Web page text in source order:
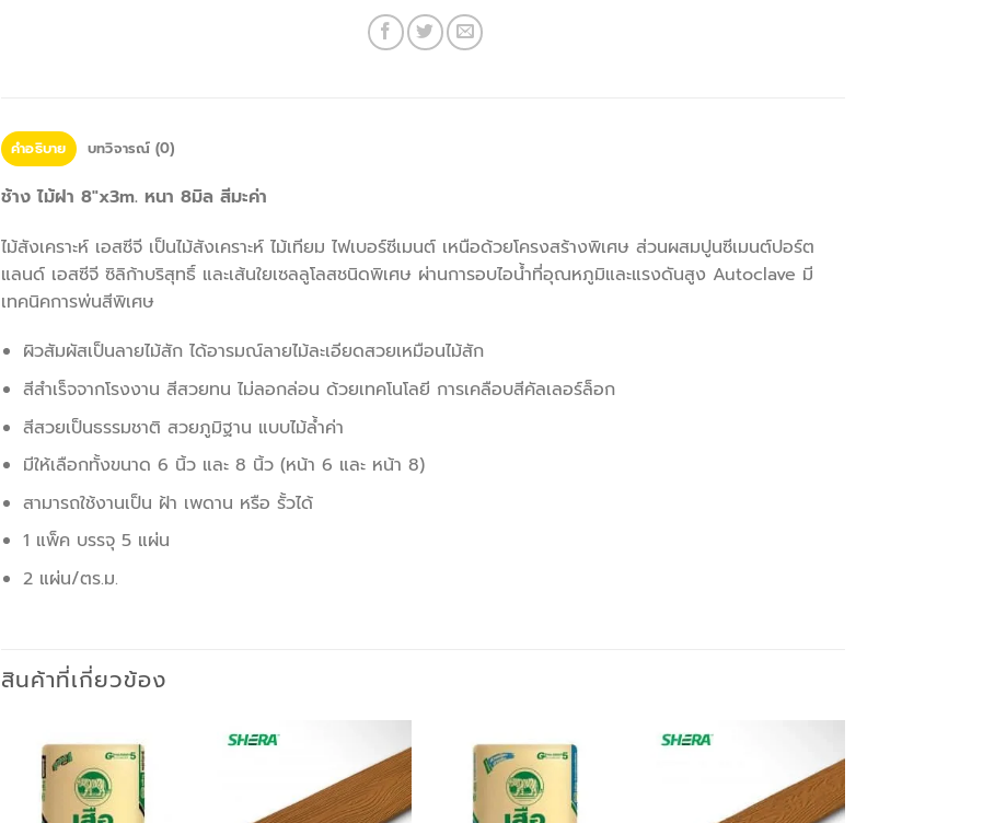
คำอธิบาย บทวิจารณ์ (0)
ช้าง ไม้ฝา 8″x3m. หนา 8มิล สีมะค่า
ไม้สังเคราะห์ เอสซีจี เป็นไม้สังเคราะห์ ไม้เทียม ไฟเบอร์ซีเมนต์ เหนือด้วยโครงสร้างพิเศษ ส่วนผสมปูนซีเมนต์ปอร์ต
แลนด์ เอสซีจี ซิลิก้าบริสุทธิ์ และเส้นใยเซลลูโลสชนิดพิเศษ ผ่านการอบไอน้ำที่อุณหภูมิและแรงดันสูง Autoclave มี
เทคนิคการพ่นสีพิเศษ
ผิวสัมผัสเป็นลายไม้สัก ได้อารมณ์ลายไม้ละเอียดสวยเหมือนไม้สัก
สีสำเร็จจากโรงงาน สีสวยทน ไม่ลอกล่อน ด้วยเทคโนโลยี การเคลือบสีคัลเลอร์ล็อก
สีสวยเป็นธรรมชาติ สวยภูมิฐาน แบบไม้ล้ำค่า
มีให้เลือกทั้งขนาด 6 นิ้ว และ 8 นิ้ว (หน้า 6 และ หน้า 8)
สามารถใช้งานเป็น ฝ้า เพดาน หรือ รั้วได้
1 แพ็ค บรรจุ 5 แผ่น
2 แผ่น/ตร.ม.
สินค้าที่เกี่ยวข้อง